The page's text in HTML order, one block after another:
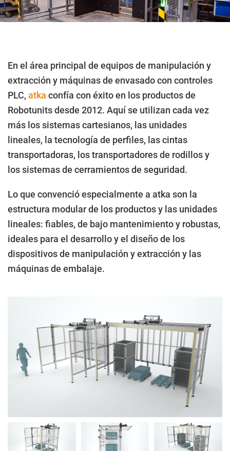
En el área principal de equipos de manipulación y
extracción y máquinas de envasado con controles
PLC, atka confía con éxito en los productos de
Robotunits desde 2012. Aquí se utilizan cada vez
más los sistemas cartesianos, las unidades
lineales, la tecnología de perfiles, las cintas
transportadoras, los transportadores de rodillos y
los sistemas de cerramientos de seguridad.
Lo que convenció especialmente a atka son la
estructura modular de los productos y las unidades
lineales: fiables, de bajo mantenimiento y robustas,
ideales para el desarrollo y el diseño de los
dispositivos de manipulación y extracción y las
máquinas de embalaje.